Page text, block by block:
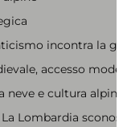
incontra la
accesso
neve e cultura
La Lombardia